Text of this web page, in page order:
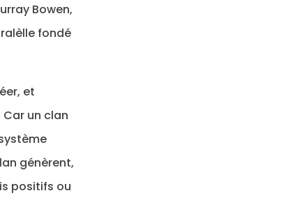
Bowen,
fondé
et
un clan
génèrent,
positifs ou